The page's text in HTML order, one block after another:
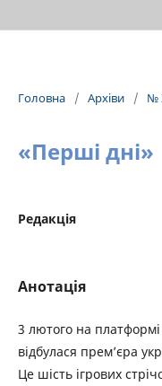
Головна / Архіви / №
«Перші дні»
Редакція
Анотація
3 лютого на платформі
відбулася прем’єра
Це шість ігрових